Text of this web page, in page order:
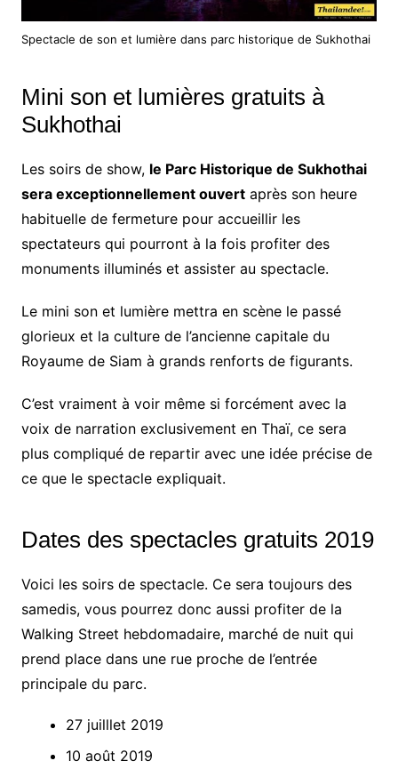
Spectacle de son et lumière dans parc historique de Sukhothai
Mini son et lumières gratuits à
Sukhothai
Les soirs de show, le Parc Historique de Sukhothai
sera exceptionnellement ouvertaprès son heure
habituelle de fermeture pour accueillir les
spectateurs qui pourront à la fois profiter des
monuments illuminés et assister au spectacle.
Le mini son et lumière mettra en scène le passé
glorieux et la culture de l’ancienne capitale du
Royaume de Siam à grands renforts de figurants.
C’est vraiment à voir même si forcément avec la
voix de narration exclusivement en Thaï, ce sera
plus compliqué de repartir avec une idée précise de
ce que le spectacle expliquait.
Dates des spectacles gratuits 2019
Voici les soirs de spectacle. Ce sera toujours des
samedis, vous pourrez donc aussi profiter de la
Walking Street hebdomadaire, marché de nuit qui
prend place dans une rue proche de l’entrée
principale du parc.
27 juilllet 2019
10 août 2019